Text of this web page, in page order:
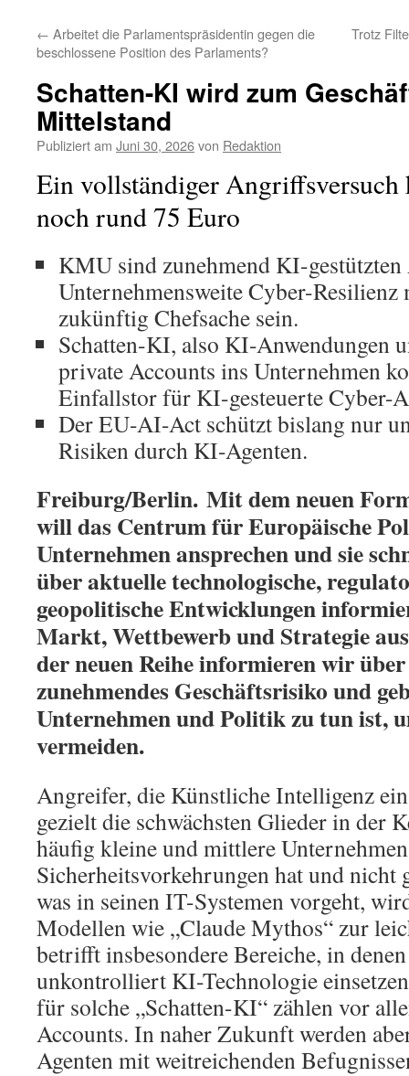
← Arbeitet die Parlamentspräsidentin gegen die
beschlossene Position des Parlaments?
Trotz
Schatten-KI wird zum
Mittelstand
Publiziert am Juni 30, 2026von Redaktion
Ein vollständiger Angriffsversuch
noch rund 75 Euro
KMU sind zunehmend KI-
Unternehmensweite Cyber-Resilienz
zukünftig Chefsache sein.
Schatten-KI, also KI-Anwendungen
private Accounts ins Unternehmen
Einfallstor für KI-gesteuerte Cyber-
Der EU-AI-Act schützt bislang nur
Risiken durch KI-Agenten.
Freiburg/Berlin. Mit dem neuen
will das Centrum für Europäische
Unternehmen ansprechen und sie
über aktuelle technologische,
geopolitische Entwicklungen
Markt, Wettbewerb und Strategie
der neuen Reihe informieren wir
zunehmendes Geschäftsrisiko und
Unternehmen und Politik zu tun ist,
vermeiden.
Angreifer, die Künstliche Intelligenz
gezielt die schwächsten Glieder in der
häufig kleine und mittlere
Sicherheitsvorkehrungen hat und
was in seinen IT-Systemen vorgeht,
Modellen wie „Claude Mythos“ zur
betrifft insbesondere Bereiche, in
unkontrolliert KI-Technologie
für solche „Schatten-KI“ zählen vor
Accounts. In naher Zukunft werden
Agenten mit weitreichenden